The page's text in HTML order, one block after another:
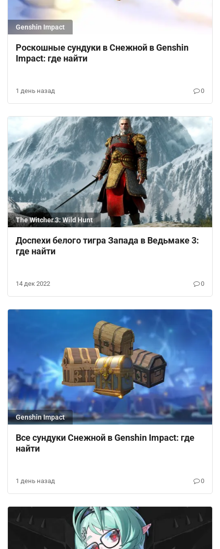
Genshin Impact
Роскошные сундуки в Снежной в Genshin
Impact: где найти
1 день назад 0
The Witcher 3: Wild Hunt
Доспехи белого тигра Запада в Ведьмаке 3:
где найти
14 дек 2022 0
Genshin Impact
Все сундуки Снежной в Genshin Impact: где
найти
1 день назад 0